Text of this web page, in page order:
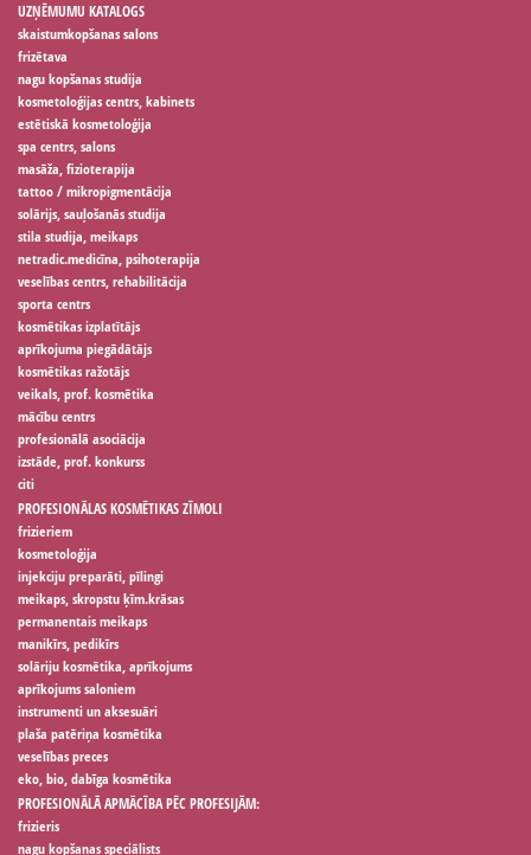
UZŅĒMUMU KATALOGS
skaistumkopšanas salons
frizētava
nagu kopšanas studija
kosmetoloģijas centrs, kabinets
estētiskā kosmetoloģija
spa centrs, salons
masāža, fizioterapija
tattoo / mikropigmentācija
solārijs, sauļošanās studija
stila studija, meikaps
netradic.medicīna, psihoterapija
veselības centrs, rehabilitācija
sporta centrs
kosmētikas izplatītājs
aprīkojuma piegādātājs
kosmētikas ražotājs
veikals, prof. kosmētika
mācību centrs
profesionālā asociācija
izstāde, prof. konkurss
citi
PROFESIONĀLAS KOSMĒTIKAS ZĪMOLI
frizieriem
kosmetoloģija
injekciju preparāti, pīlingi
meikaps, skropstu ķīm.krāsas
permanentais meikaps
manikīrs, pedikīrs
solāriju kosmētika, aprīkojums
aprīkojums saloniem
instrumenti un aksesuāri
plaša patēriņa kosmētika
veselības preces
eko, bio, dabīga kosmētika
PROFESIONĀLĀ APMĀCĪBA PĒC PROFESIJĀM:
frizieris
nagu kopšanas speciālists